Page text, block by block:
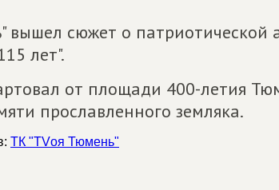
вышел сюжет о патриотической
лет".
от площади 400-летия
прославленного земляка.
ТК "ТVоя Тюмень"